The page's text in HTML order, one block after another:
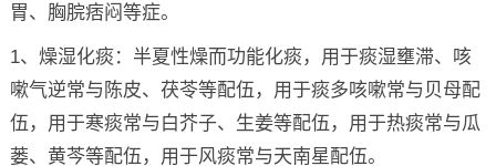
胃、胸脘痞闷等症。
1、燥湿化痰：半夏性燥而功能化痰，用于痰湿壅滞、咳
嗽气逆常与陈皮、茯苓等配伍，用于痰多咳嗽常与贝母配
伍，用于寒痰常与白芥子、生姜等配伍，用于热痰常与瓜
蒌、黄芩等配伍，用于风痰常与天南星配伍。